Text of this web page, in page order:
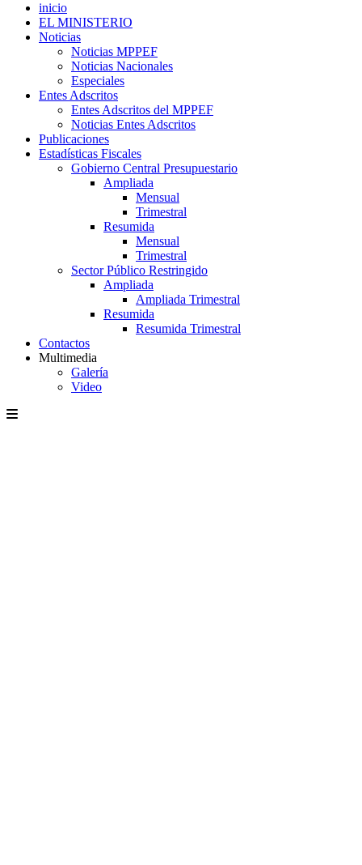
inicio
EL MINISTERIO
Noticias
Noticias MPPEF
Noticias Nacionales
Especiales
Entes Adscritos
Entes Adscritos del MPPEF
Noticias Entes Adscritos
Publicaciones
Estadísticas Fiscales
Gobierno Central Presupuestario
Ampliada
Mensual
Trimestral
Resumida
Mensual
Trimestral
Sector Público Restringido
Ampliada
Ampliada Trimestral
Resumida
Resumida Trimestral
Contactos
Multimedia
Galería
Video